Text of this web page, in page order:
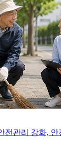
전관리 강화, 안